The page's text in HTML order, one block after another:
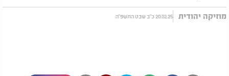
מוזיקה יהודית 20.02.25 כ"ב שבט התשפ"ה